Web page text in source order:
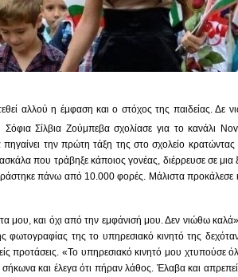
αλλού η έμφαση και ο στόχος της παιδείας. Δε
Σίλβια Ζούμπεβα σχολίασε για το κανάλι
την πρώτη τάξη της στο σχολείο
που τράβηξε κάποιος γονέας, διέρρευσε σε μια
πάνω από 10.000 φορές. Μάλιστα προκάλεσε
μου, και όχι από την εμφάνισή μου. Δεν νιώθω
φωτογραφίας της το υπηρεσιακό κινητό της
προτάσεις. «Το υπηρεσιακό κινητό μου χτυπούσε
σήκωνα και έλεγα ότι πήραν λάθος. Έλαβα και